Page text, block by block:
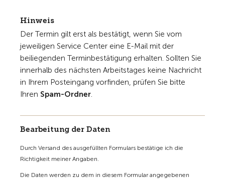
Hinweis
Der Termin gilt erst als bestätigt, wenn Sie vom
jeweiligen Service Center eine E-Mail mit der
beiliegenden Terminbestätigung erhalten. Sollten Sie
innerhalb des nächsten Arbeitstages keine Nachricht
in Ihrem Posteingang vorfinden, prüfen Sie bitte
Ihren Spam-Ordner.
Bearbeitung der Daten
Durch Versand des ausgefüllten Formulars bestätige ich die
Richtigkeit meiner Angaben.
Die Daten werden zu dem in diesem Formular angegebenen